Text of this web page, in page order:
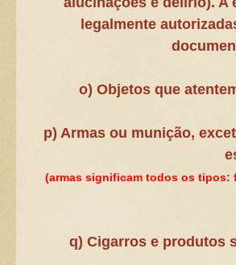
legalmente
o) Objetos que
p) Armas ou munição,
(armas significam todos os tipos:
q) Cigarros e produtos